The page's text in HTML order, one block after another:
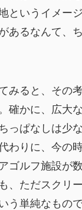
というイメー
あるなんて、
みると、その
確かに、広大
っぱなしは少
わりに、今の
ゴルフ施設が
、ただスクリ
う単純なもの